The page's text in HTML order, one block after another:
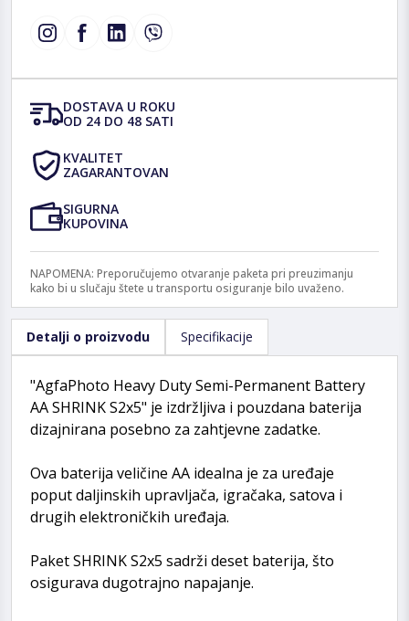
DOSTAVA U ROKU
OD 24 DO 48 SATI
KVALITET
ZAGARANTOVAN
SIGURNA
KUPOVINA
NAPOMENA: Preporučujemo otvaranje paketa pri preuzimanju
kako bi u slučaju štete u transportu osiguranje bilo uvaženo.
Detalji o proizvodu Specifikacije
"AgfaPhoto Heavy Duty Semi-Permanent Battery
AA SHRINK S2x5" je izdržljiva i pouzdana baterija
dizajnirana posebno za zahtjevne zadatke.
Ova baterija veličine AA idealna je za uređaje
poput daljinskih upravljača, igračaka, satova i
drugih elektroničkih uređaja.
Paket SHRINK S2x5 sadrži deset baterija, što
osigurava dugotrajno napajanje.